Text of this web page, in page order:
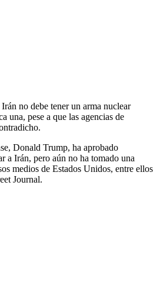
no debe tener un arma nuclear
una, pese a que las agencias de
Donald Trump, ha aprobado
a Irán, pero aún no ha tomado una
medios de Estados Unidos, entre ellos
Journal.